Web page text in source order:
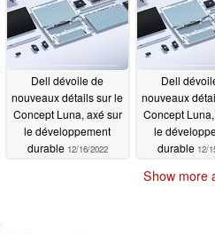
01/04/2023
Dell dévoile de
nouveaux détails sur le
Concept Luna, axé sur
le développement
durable 12/16/2022
Dell
nouveaux
Concept
le
durable 12/
Show more